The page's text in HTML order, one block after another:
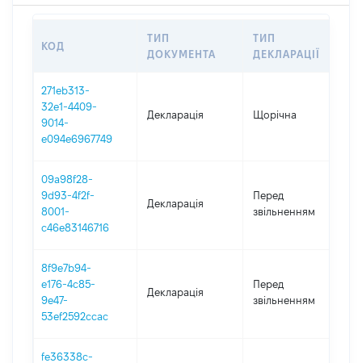
КОД
ТИП
ДОКУМЕНТА
ТИП
ДЕКЛАРАЦІЇ
271eb313-
32e1-4409-
9014-
e094e6967749
Декларація Щорічна
09a98f28-
9d93-4f2f-
8001-
c46e83146716
Декларація
Перед
звільненням
8f9e7b94-
e176-4c85-
9e47-
53ef2592ccac
Декларація
Перед
звільненням
fe36338c-